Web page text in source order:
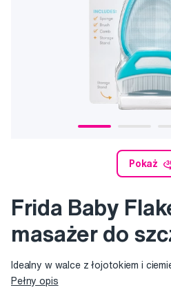
Pokaż
Frida Baby
masażer do
Idealny w walce z łojotokiem i
Pełny opis